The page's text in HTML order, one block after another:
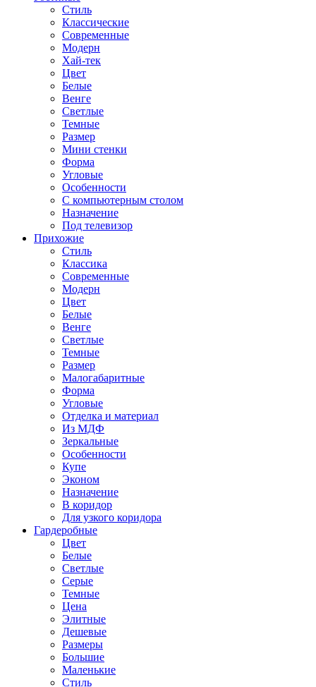
Стиль
Классические
Современные
Модерн
Хай-тек
Цвет
Белые
Венге
Светлые
Темные
Размер
Мини стенки
Форма
Угловые
Особенности
С компьютерным столом
Назначение
Под телевизор
Прихожие
Стиль
Классика
Современные
Модерн
Цвет
Белые
Венге
Светлые
Темные
Размер
Малогабаритные
Форма
Угловые
Отделка и материал
Из МДФ
Зеркальные
Особенности
Купе
Эконом
Назначение
В коридор
Для узкого коридора
Гардеробные
Цвет
Белые
Светлые
Серые
Темные
Цена
Элитные
Дешевые
Размеры
Большие
Маленькие
Стиль